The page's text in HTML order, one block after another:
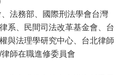
、法務部、國際刑法學會台灣
系、民間司法改革基金會、台
與法理學研究中心、台北律師
師在職進修委員會